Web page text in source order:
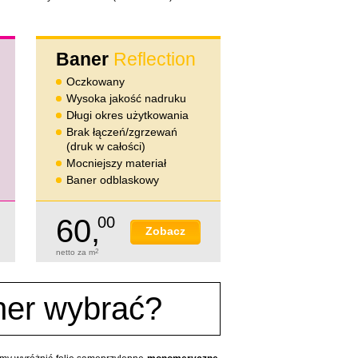
Baner Reflection
Oczkowany
Wysoka jakość nadruku
Długi okres użytkowania
Brak łączeń/zgrzewań
(druk w całości)
Mocniejszy materiał
Baner odblaskowy
Zobacz
60,00
netto za m2
wybrać?